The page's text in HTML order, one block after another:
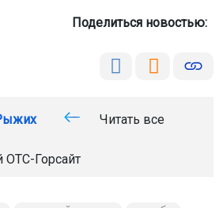
Поделиться новостью:
Читать все
ОТС-Горсайт